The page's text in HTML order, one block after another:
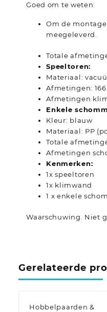
Goed om te weten:
Om de
meegeleverd.
Totale
Speeltoren:
Materiaal:
Afmetingen: 166
Afmetingen
Enkele
Kleur: blauw
Materiaal: PP
Totale
Afmetingen
Kenmerken:
1x speeltoren
1x klimwand
1 x enkele
Waarschuwing. Niet
Gerelateerde
Hobbelpaarden &